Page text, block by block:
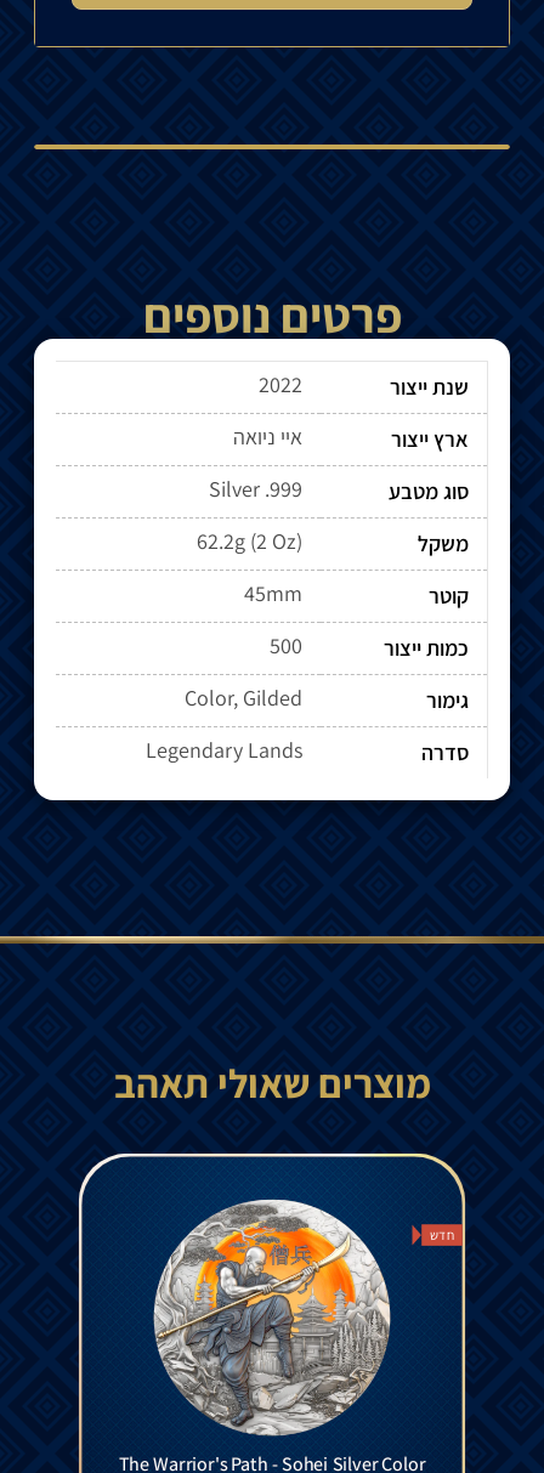
פרטים נוספים
שנת ייצור
2022
ארץ ייצור
איי ניואה
סוג מטבע
Silver .999
משקל
62.2g (2 Oz)
קוטר
45mm
כמות ייצור
500
גימור
Color, Gilded
סדרה
Legendary Lands
מוצרים שאולי תאהב
חדש
The Warrior's Path - Sohei Silver Color